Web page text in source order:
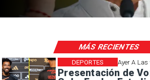
Ayer A Las
Presentación de
DEPORTES
MÁS RECIENTES